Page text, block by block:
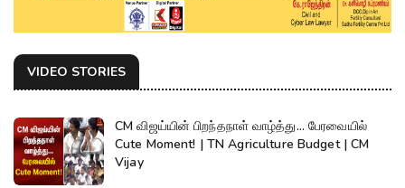
VIDEO STORIES
CM விஜய்யின் பிறந்தநாள் வாழ்த்து... பேரவையில்
Cute Moment! | TN Agriculture Budget | CM
Vijay